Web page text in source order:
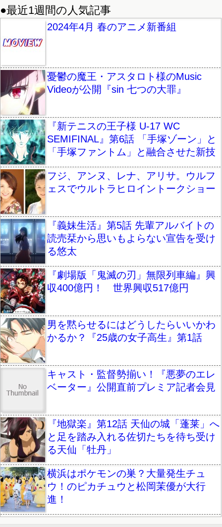
●最近1週間の人気記事
2024年4月 春のアニメ新番組
憂鬱の魔王・アスタロト様のMusic
Videoが公開『sin 七つの大罪』
『新テニスの王子様 U-17 WC
SEMIFINAL』第6話 「手塚ゾーン」と
「手塚ファントム」と融合させた新技
フジ、アンヌ、レナ、アリサ。ウルフ
ェスでウルトラヒロイントークショー
『義妹生活』第5話 先輩アルバイトの
読売栞から思いもよらない宣告を受け
る悠太
『劇場版「鬼滅の刃」無限列車編』興
収400億円！ 世界興収517億円
男を黙らせるにはどうしたらいいかわ
かるか？『25歳の女子高生』第1話
キャスト・監督勢揃い！『悪夢のエレ
ベーター』公開直前プレミア記者会見
『地獄楽』第12話 天仙の城「蓬莱」へ
と足を踏み入れる佐切たちを待ち受け
る天仙「牡丹」
横浜はポケモンの巣？大量発生チュ
ウ！のピカチュウと松岡茉優が大行
進！